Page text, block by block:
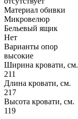
Материал обивки
Микровелюр
Бельевый ящик
Нет
Варианты опор
высокие
Ширина кровати, см.
211
Длина кровати, см.
217
Высота кровати, см.
119